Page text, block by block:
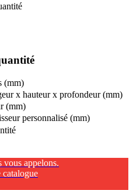
(mm)
x hauteur x profondeur (mm)
(mm)
personnalisé (mm)
vous appelons.
catalogue